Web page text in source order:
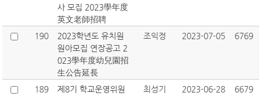
사 모집 2023學年度
英文老師招聘
190
2023학년도 유치원
원아모집 연장공고 2
023學年度幼兒園招
生公告延長
조익정 2023-07-05 6769
189
제8기 학교운영위원
최성기 2023-06-28 6679